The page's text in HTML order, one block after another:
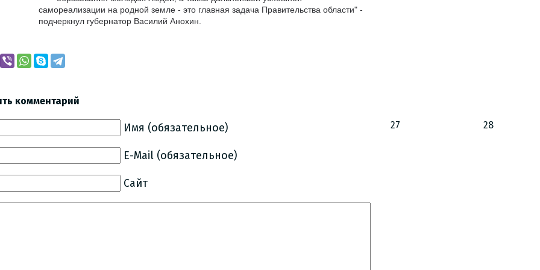
самореализации на родной земле - это главная задача Правительства области" -
подчеркнул губернатор Василий Анохин.
комментарий
Имя (обязательное)
E-Mail (обязательное)
Сайт
27 28